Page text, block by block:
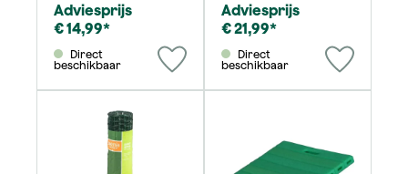
Adviesprijs
€ 14,99*
beschikbaar
Adviesprijs
€ 21,99*
beschikbaar